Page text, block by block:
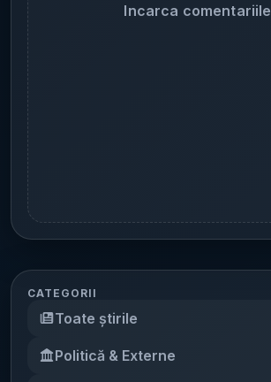
Incarca comentariile
CATEGORII
Toate știrile
Politică & Externe